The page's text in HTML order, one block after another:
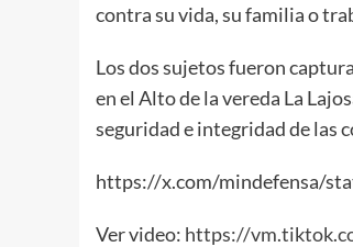
contra su vida, su familia o
Los dos sujetos fueron
en el Alto de la vereda La
seguridad e integridad de las
https://x.com/mindefensa/
Ver video: https://